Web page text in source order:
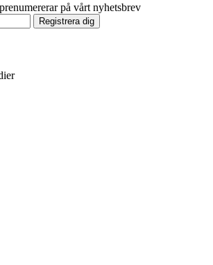
på vårt nyhetsbrev
Registrera dig